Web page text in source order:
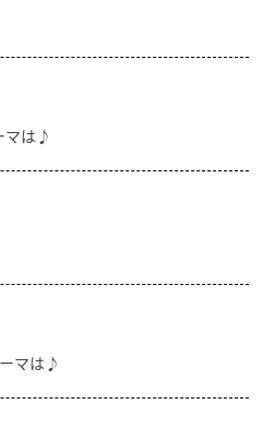
マは♪
ーマは♪